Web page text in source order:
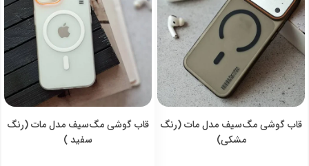
قاب گوشی مگ‌سیف مدل مات (رنگ
مشکی)
قاب گوشی مگ‌سیف مدل مات (رنگ
سفید )